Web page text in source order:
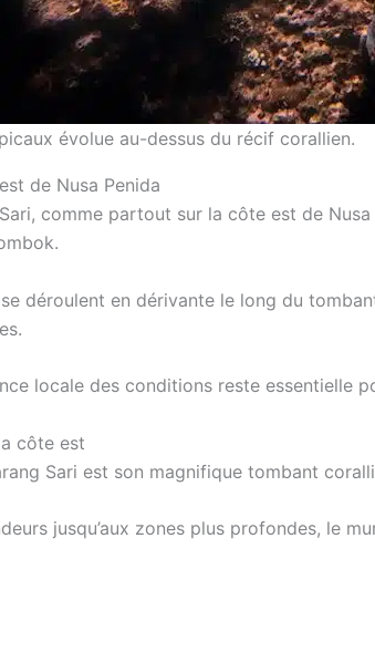
évolue au-dessus du récif corallien.
de Nusa Penida
comme partout sur la côte est de
déroulent en dérivante le long du
locale des conditions reste essentielle
côte est
Sari est son magnifique tombant
jusqu’aux zones plus profondes, le